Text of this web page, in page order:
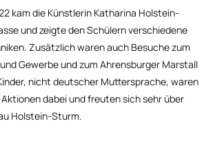
kam die Künstlerin Katharina Holstein-
und zeigte den Schülern verschiedene
Zusätzlich waren auch Besuche zum
Gewerbe und zum Ahrensburger Marstall
nicht deutscher Muttersprache, waren
dabei und freuten sich sehr über
Holstein-Sturm.